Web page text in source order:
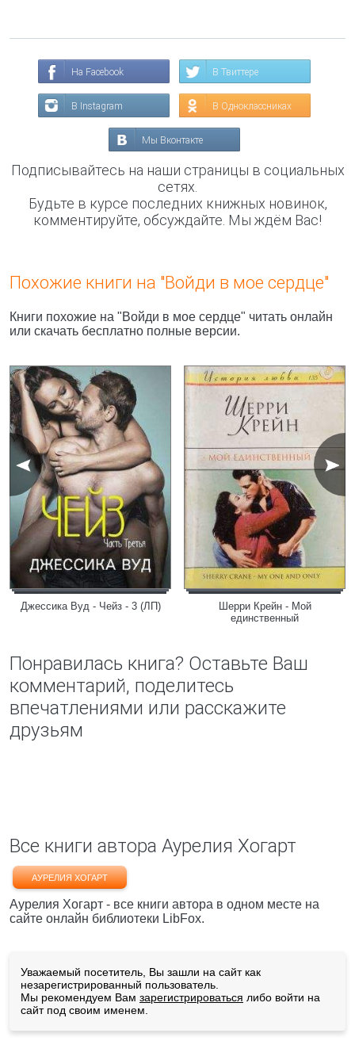
На Facebook В Твиттере
В Instagram В Одноклассниках
Мы Вконтакте
Подписывайтесь на наши страницы в социальных
сетях.
Будьте в курсе последних книжных новинок,
комментируйте, обсуждайте. Мы ждём Вас!
Похожие книги на "Войди в мое сердце"
Книги похожие на "Войди в мое сердце" читать онлайн
или скачать бесплатно полные версии.
Джессика Вуд - Чейз - 3 (ЛП)
Шерри Крейн - Мой
единственный
Понравилась книга? Оставьте Ваш
комментарий, поделитесь
впечатлениями или расскажите
друзьям
Все книги автора Аурелия Хогарт
АУРЕЛИЯ ХОГАРТ
Аурелия Хогарт - все книги автора в одном месте на
сайте онлайн библиотеки LibFox.
Уважаемый посетитель, Вы зашли на сайт как
незарегистрированный пользователь.
Мы рекомендуем Вам зарегистрироваться либо войти на
сайт под своим именем.